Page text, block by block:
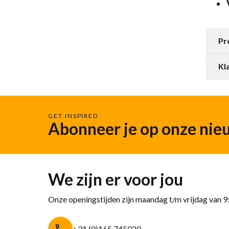
GET INSPIRED
Abonneer je op onze
We zijn er voor jou
Onze openingstijden zijn maandag t/m vrijdag van